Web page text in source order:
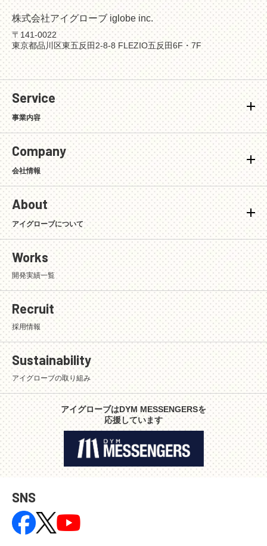
株式会社アイグローブ iglobe inc.
〒141-0022
東京都品川区東五反田2-8-8 FLEZIO五反田6F・7F
Service
事業内容
Company
会社情報
About
アイグローブについて
Works
開発実績一覧
Recruit
採用情報
Sustainability
アイグローブの取り組み
アイグローブはDYM MESSENGERSを
応援しています
SNS